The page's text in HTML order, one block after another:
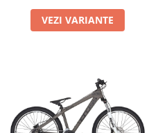
VEZI VARIANTE